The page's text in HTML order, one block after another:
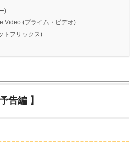
)
Video (プライム・ビデオ)
フリックス)
告編 】